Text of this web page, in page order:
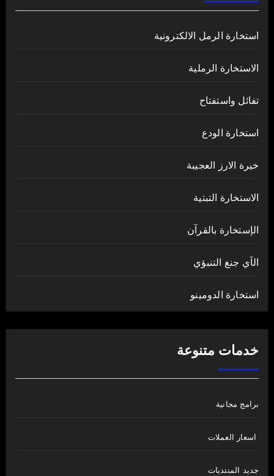
استخارة الرمل الالكترونية
الاستخارة الرملية
تفائل واستفتاح
استخارة الودع
خيرة الارز العجيبة
الاستخارة التبتية
الإستخارة بالقرآن
الآي جنغ التنبؤي
استخارة الدومينو
خدمات متنوعة
برامج مجانية
اسعار العملات
جديد المنتديات